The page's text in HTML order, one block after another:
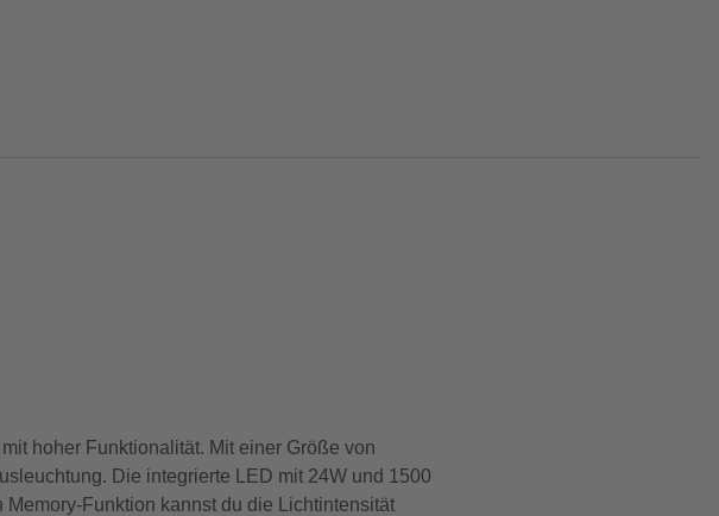
hoher Funktionalität. Mit einer Größe von
Die integrierte LED mit 24W und 1500
Funktion kannst du die Lichtintensität